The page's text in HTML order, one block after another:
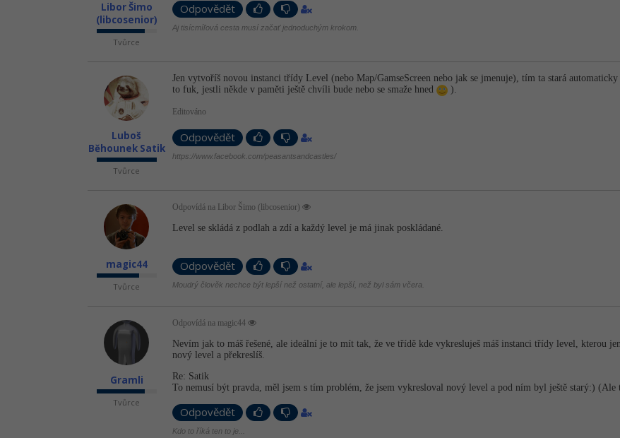
Libor Šimo
(libcosenior)
Tvůrce
Odpovědět
Aj tisícmíľová cesta musí začať jednoduchým krokom.
Luboš
Běhounek Satik
Tvůrce
Jen vytvoříš novou instanci třídy Level (nebo Map/GamseScreen nebo jak se jmenuje), tím ta stará
to fuk, jestli někde v paměti ještě chvíli bude nebo se smaže hned
).
Editováno
Odpovědět
https://www.facebook.com/peasantsandcastles/
magic44
Tvůrce
Odpovídá na Libor Šimo (libcosenior)
Level se skládá z podlah a zdí a každý level je má jinak poskládané.
Odpovědět
Moudrý člověk nechce být lepší než ostatní, ale lepší, než byl sám včera.
Gramli
Tvůrce
Odpovídá na magic44
Nevím jak to máš řešené, ale ideální je to mít tak, že ve třídě kde vykresluješ máš instanci třídy level, kterou
nový level a překreslíš.
Re: Satik
To nemusí být pravda, měl jsem s tím problém, že jsem vykresloval nový level a pod ním byl ještě starý:)
Odpovědět
Kdo to říká ten to je...